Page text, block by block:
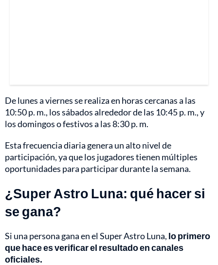
De lunes a viernes se realiza en horas cercanas a las
10:50 p. m., los sábados alrededor de las 10:45 p. m., y
los domingos o festivos a las 8:30 p. m.
Esta frecuencia diaria genera un alto nivel de
participación, ya que los jugadores tienen múltiples
oportunidades para participar durante la semana.
¿Super Astro Luna: qué hacer si
se gana?
Si una persona gana en el Super Astro Luna, lo primero
que hace es verificar el resultado en canales
oficiales.